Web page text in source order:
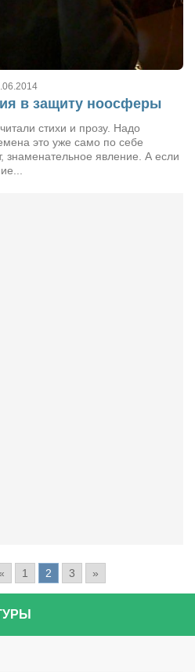
в защиту ноосферы
стихи и прозу. Надо
это уже само по себе
знаменательное явление. А если
1 2 3 »